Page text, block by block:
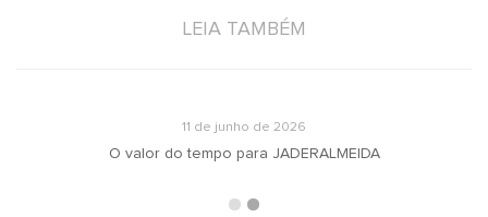
LEIA TAMBÉM
11 de junho de 2026
O valor do tempo para JADERALMEIDA